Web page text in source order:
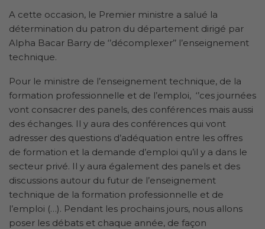
A cette occasion, le Premier ministre a salué la
détermination du patron du département dirigé par
Alpha Bacar Barry de ‘’décomplexer’’ l’enseignement
technique.
Pour le ministre de l’enseignement technique, de la
formation professionnelle et de l’emploi, ‘’ces journées
vont consacrer des panels, des conférences mais aussi
des échanges. Il y aura des conférences qui vont
adresser des questions d’adéquation entre les offres
de formation et la demande d’emploi qu’il y a dans le
secteur privé. Il y aura également des panels et des
discussions autour du futur de l’enseignement
technique de la formation professionnelle et de
l’emploi (…). Pendant les prochains jours, nous allons
poser les débats et chaque année, de façon